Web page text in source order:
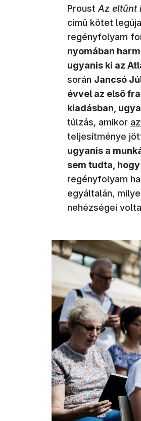
Proust Az eltűnt
című kötet
regényfolyam
nyomában
ugyanis ki az
során Jancsó
évvel az első
kiadásban,
túlzás, amikor
teljesítménye
ugyanis a
sem tudta,
regényfolyam
egyáltalán,
nehézségei